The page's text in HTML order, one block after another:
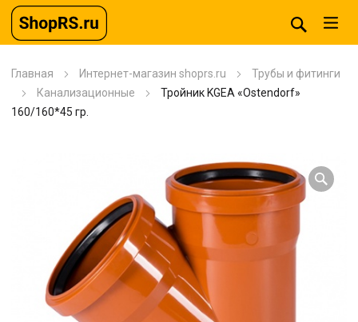
Главная Интернет-магазин shoprs.ru
Трубы и фитинги
Канализационные
Тройник KGEA «Ostendorf»
160/160*45 гр.